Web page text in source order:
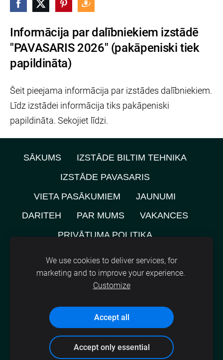
Informācija par dalībniekiem izstādē
"PAVASARIS 2026" (pakāpeniski tiek
papildināta)
Šeit pieejama informācija par izstādes dalībniekiem.
Līdz izstādei informācija tiks pakāpeniski
papildināta. Sekojiet līdzi.
SĀKUMS
IZSTĀDE BILTIM TEHNIKA
IZSTĀDE PAVASARIS
VIETA PASĀKUMIEM
JAUNUMI
DARITEH
PAR MUMS
VAKANCES
PRIVĀTUMA POLITIKA
SĪKDATNES
We use cookies to deliver services, for
marketing and to improve your experience.
Customize
Accept all
Accept only essential